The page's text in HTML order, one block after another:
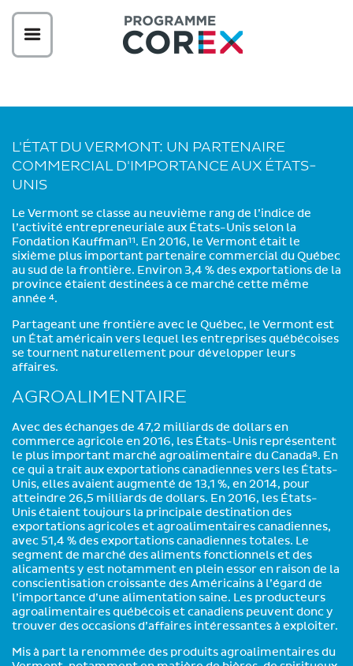
L'ÉTAT DU VERMONT: UN PARTENAIRE
COMMERCIAL D'IMPORTANCE AUX ÉTATS-
UNIS
Le Vermont se classe au neuvième rang de l’indice de
l’activité entrepreneuriale aux États-Unis selon la
Fondation Kauffman11 . En 2016, le Vermont était le
sixième plus important partenaire commercial du Québec
au sud de la frontière. Environ 3,4 % des exportations de la
province étaient destinées à ce marché cette même
année 4.
Partageant une frontière avec le Québec, le Vermont est
un État américain vers lequel les entreprises québécoises
se tournent naturellement pour développer leurs
affaires.
AGROALIMENTAIRE
Avec des échanges de 47,2 milliards de dollars en
commerce agricole en 2016, les États-Unis représentent
le plus important marché agroalimentaire du Canada8. En
ce qui a trait aux exportations canadiennes vers les États-
Unis, elles avaient augmenté de 13,1 %, en 2014, pour
atteindre 26,5 milliards de dollars. En 2016, les États-
Unis étaient toujours la principale destination des
exportations agricoles et agroalimentaires canadiennes,
avec 51,4 % des exportations canadiennes totales. Le
segment de marché des aliments fonctionnels et des
alicaments y est notamment en plein essor en raison de la
conscientisation croissante des Américains à l’égard de
l’importance d’une alimentation saine. Les producteurs
agroalimentaires québécois et canadiens peuvent donc y
trouver des occasions d’affaires intéressantes à exploiter.
Mis à part la renommée des produits agroalimentaires du